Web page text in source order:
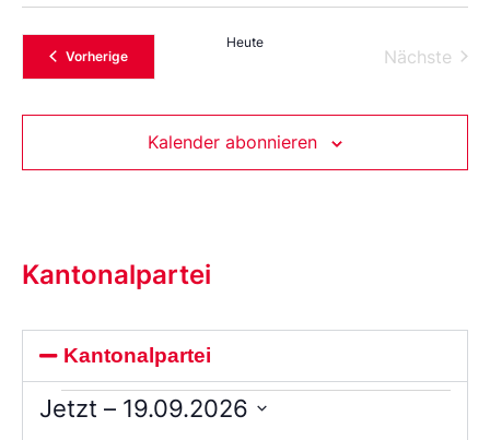
VorherigeVeranstaltungen
Heute
Nächste
Kalender abonnieren
Kantonalpartei
Kantonalpartei
Jetzt – 19.09.2026